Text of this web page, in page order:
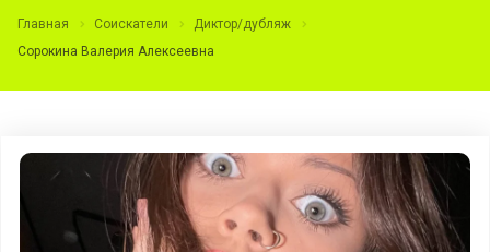
Главная Соискатели
Диктор/дубляж
Сорокина Валерия Алексеевна